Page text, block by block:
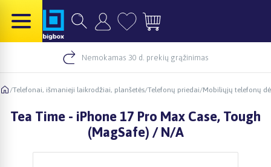
Nemokamas 30 d. prekių grąžinimas
/Telefonai, išmanieji laikrodžiai, planšetės/Telefonų priedai/Mobiliųjų telefonų
Tea Time - iPhone 17 Pro Max Case, Tough
(MagSafe) / N/A